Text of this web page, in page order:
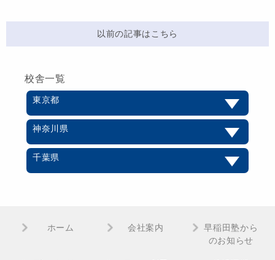
以前の記事はこちら
校舎一覧
東京都
神奈川県
千葉県
ホーム 会社案内
早稲田塾から
のお知らせ